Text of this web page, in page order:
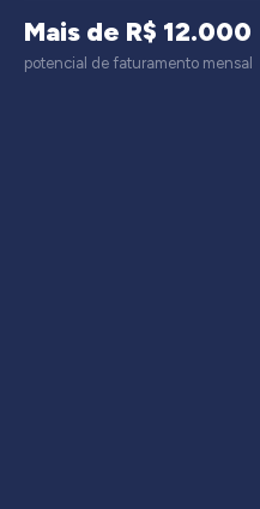
Mais de R$ 12.000
potencial de faturamento mensal